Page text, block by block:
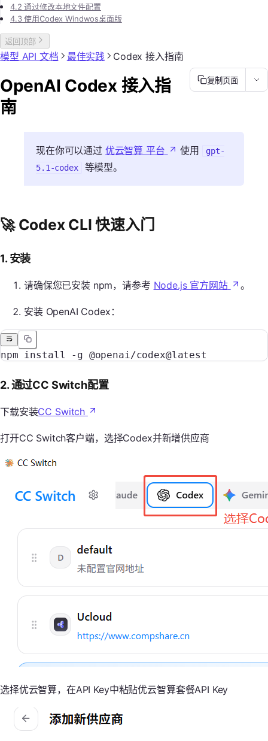
4.2 通过修改本地文件配置
4.3 使用Codex Windwos桌面版
返回顶部
模型 API 文档 最佳实践 Codex 接入指南
复制页面
OpenAI Codex 接入指
南
现在你可以通过 优云智算 平台 使用
gpt-
5.1-codex
等模型。
🚀 Codex CLI 快速入门
1. 安装
请确保您已安装 npm，请参考 Node.js 官方网站 。
安装 OpenAI Codex：
npm install -g @openai/codex@latest
2. 通过CC Switch配置
下载安装CC Switch
打开CC Switch客户端，选择Codex并新增供应商
选择优云智算，在API Key中粘贴优云智算套餐API Key